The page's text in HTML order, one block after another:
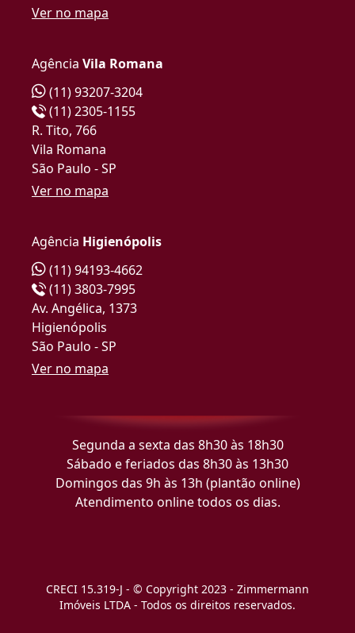
Ver no mapa
Agência Vila Romana
(11) 93207-3204
(11) 2305-1155
R. Tito, 766
Vila Romana
São Paulo - SP
Ver no mapa
Agência Higienópolis
(11) 94193-4662
(11) 3803-7995
Av. Angélica, 1373
Higienópolis
São Paulo - SP
Ver no mapa
Segunda a sexta das 8h30 às 18h30
Sábado e feriados das 8h30 às 13h30
Domingos das 9h às 13h (plantão online)
Atendimento online todos os dias.
CRECI 15.319-J - © Copyright 2023 - Zimmermann
Imóveis LTDA - Todos os direitos reservados.